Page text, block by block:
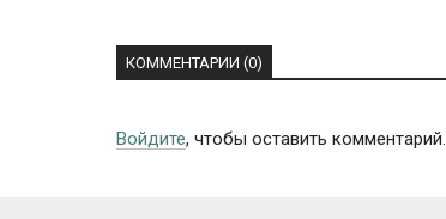
КОММЕНТАРИИ (0)
Войдите, чтобы оставить комментарий.